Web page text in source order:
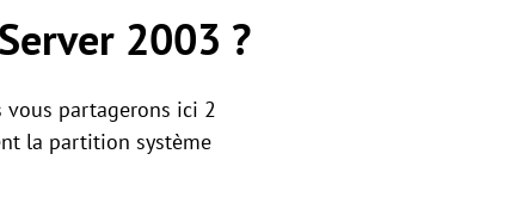
2003 ?
vous partagerons ici 2
la partition système